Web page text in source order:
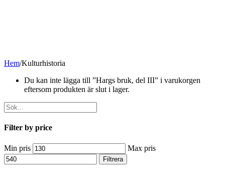
Hem/Kulturhistoria
Du kan inte lägga till ”Hargs bruk, del III” i varukorgen
eftersom produkten är slut i lager.
Filter by price
Min pris Max pris
Filtrera